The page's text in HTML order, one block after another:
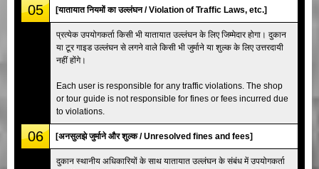
05 [यातायात नियमों का उल्लंघन / Violation of Traffic Laws, etc.]
प्रत्येक उपयोगकर्ता किसी भी यातायात उल्लंघन के लिए जिम्मेदार होगा। दुकान
या टूर गाइड उल्लंघन से लगने वाले किसी भी जुर्माने या शुल्क के लिए उत्तरदायी
नहीं होंगे।
Each user is responsible for any traffic violations. The shop
or tour guide is not responsible for fines or fees incurred due
to violations.
06 [अनसुलझे जुर्माने और शुल्क / Unresolved fines and fees]
दुकान स्थानीय अधिकारियों के साथ यातायात उल्लंघन के संबंध में उपयोगकर्ता